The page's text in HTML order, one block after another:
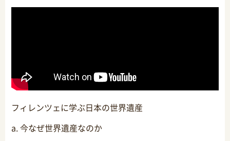
フィレンツェに学ぶ日本の世界遺産
a. 今なぜ世界遺産なのか